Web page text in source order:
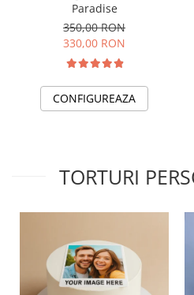
Paradise
350,00 RON
330,00 RON
CONFIGUREAZA
TORTURI